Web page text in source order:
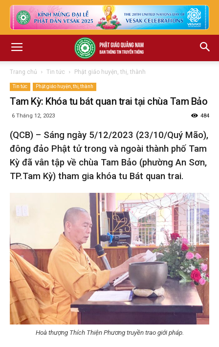
Trang chủ Tin tức Phật giáo huyện, thị, thành
Tin tức Phật giáo huyện, thị, thành
Tam Kỳ: Khóa tu bát quan trai tại chùa Tam Bảo
6 Tháng 12, 2023 484
(QCB) – Sáng ngày 5/12/2023 (23/10/Quý Mão),
đông đảo Phật tử trong và ngoài thành phố Tam
Kỳ đã vân tập về chùa Tam Bảo (phường An Sơn,
TP.Tam Kỳ) tham gia khóa tu Bát quan trai.
Hoà thượng Thích Thiện Phương truyền trao giới pháp.